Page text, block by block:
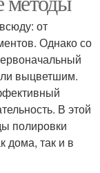
от
Однако со
выцветшим.
В этой
полировки
дома, так и в